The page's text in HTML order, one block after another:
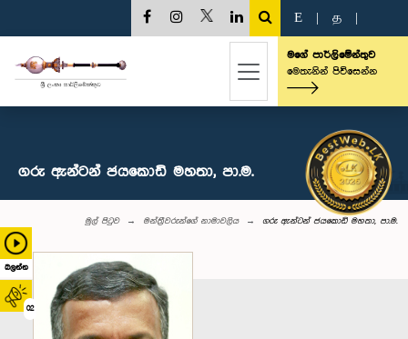
බලන්න
02
E த
මගේ පාර්ලිමේන්තුව
මෙතැනින් පිවිසෙන්න
ගරු ඇන්ටන් ජයකොඩි මහතා, පා.ම.
මුල් පිටුව මන්ත්‍රීවරුන්‌ගේ නාමාවලිය ගරු ඇන්ටන් ජයකොඩි මහතා, පා.ම.